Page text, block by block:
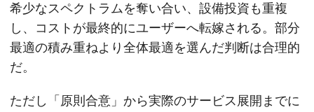
希少なスペクトラムを奪い合い、設備投資も重複
し、コストが最終的にユーザーへ転嫁される。部分
最適の積み重ねより全体最適を選んだ判断は合理的
だ。
ただし「原則合意」から実際のサービス展開までに